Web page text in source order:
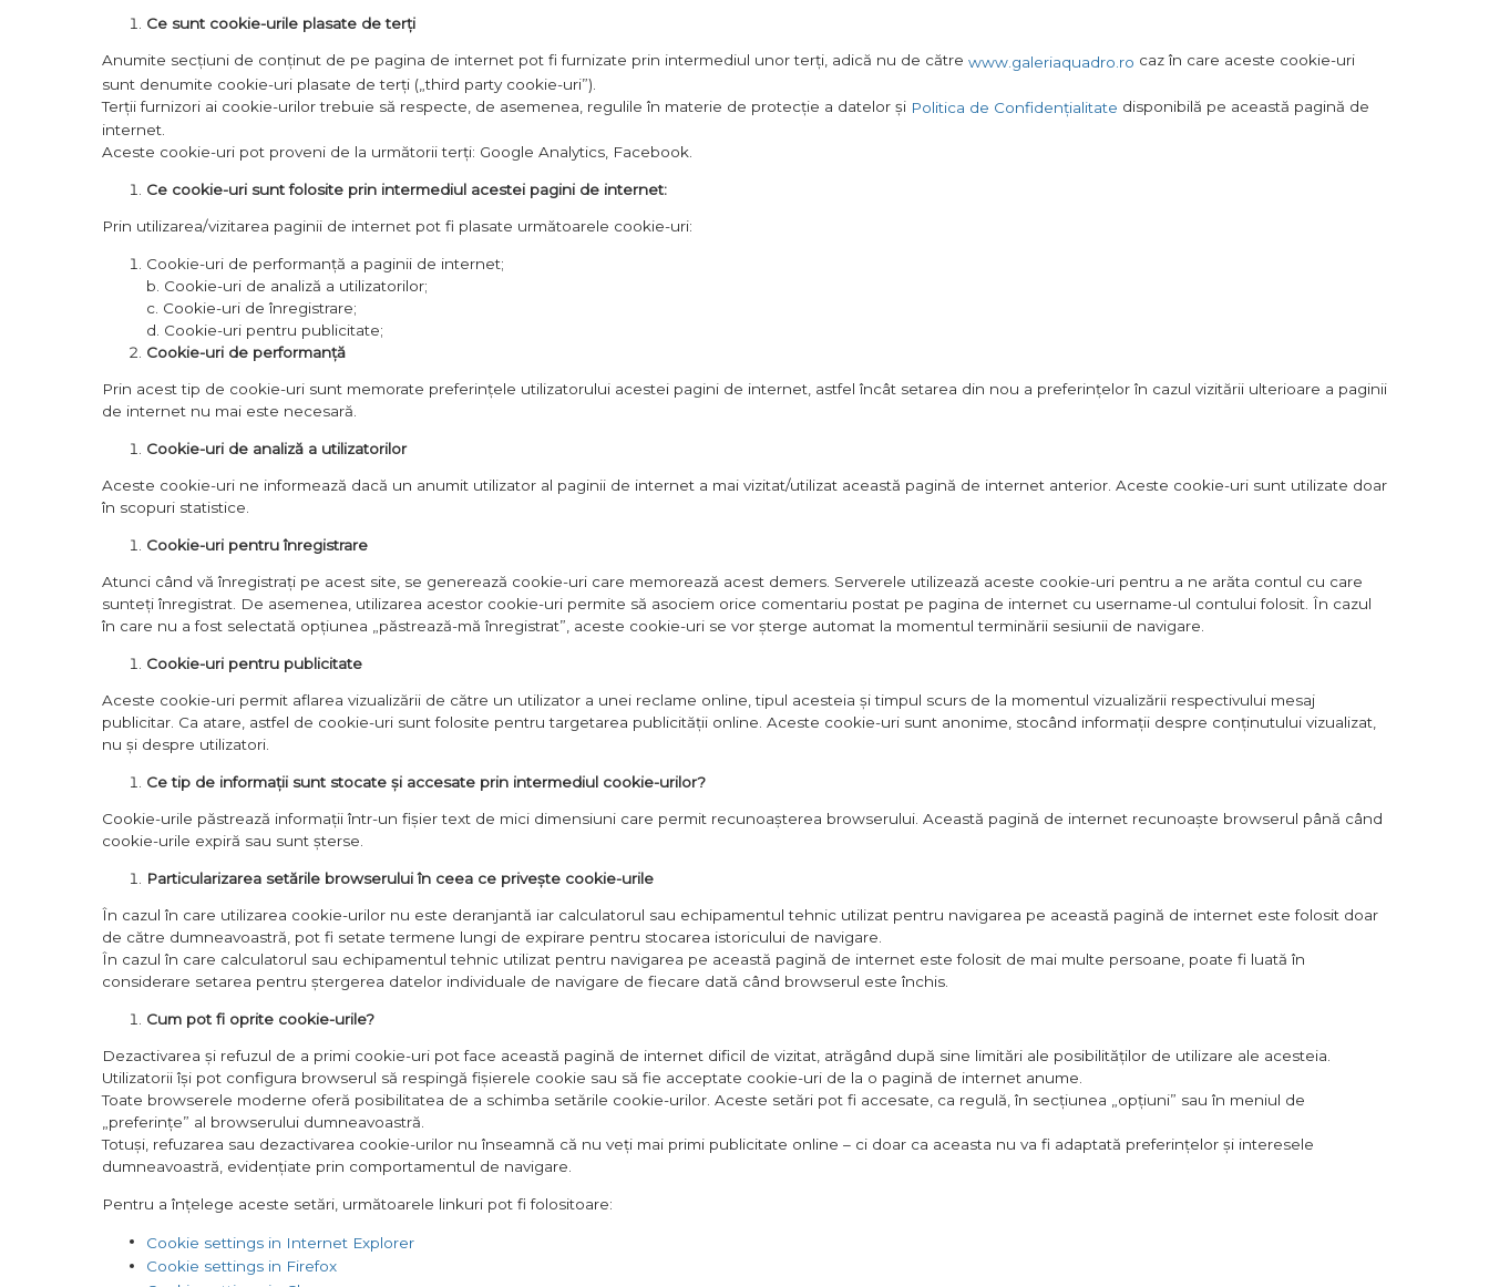
Ce sunt cookie-urile plasate de terți
Anumite secțiuni de conținut de pe pagina de internet pot fi furnizate prin intermediul unor terți, adică nu de către www.galeriaquadro.ro caz în care aceste cookie-uri
sunt denumite cookie-uri plasate de terți („third party cookie-uri”).
Terții furnizori ai cookie-urilor trebuie să respecte, de asemenea, regulile în materie de protecție a datelor și Politica de Confidențialitate disponibilă pe această pagină de
internet.
Aceste cookie-uri pot proveni de la următorii terți: Google Analytics, Facebook.
Ce cookie-uri sunt folosite prin intermediul acestei pagini de internet:
Prin utilizarea/vizitarea paginii de internet pot fi plasate următoarele cookie-uri:
Cookie-uri de performanță a paginii de internet;
b. Cookie-uri de analiză a utilizatorilor;
c. Cookie-uri de înregistrare;
d. Cookie-uri pentru publicitate;
Cookie-uri de performanță
Prin acest tip de cookie-uri sunt memorate preferințele utilizatorului acestei pagini de internet, astfel încât setarea din nou a preferințelor în cazul vizitării ulterioare a paginii
de internet nu mai este necesară.
Cookie-uri de analiză a utilizatorilor
Aceste cookie-uri ne informează dacă un anumit utilizator al paginii de internet a mai vizitat/utilizat această pagină de internet anterior. Aceste cookie-uri sunt utilizate doar
în scopuri statistice.
Cookie-uri pentru înregistrare
Atunci când vă înregistrați pe acest site, se generează cookie-uri care memorează acest demers. Serverele utilizează aceste cookie-uri pentru a ne arăta contul cu care
sunteți înregistrat. De asemenea, utilizarea acestor cookie-uri permite să asociem orice comentariu postat pe pagina de internet cu username-ul contului folosit. În cazul
în care nu a fost selectată opțiunea „păstrează-mă înregistrat”, aceste cookie-uri se vor șterge automat la momentul terminării sesiunii de navigare.
Cookie-uri pentru publicitate
Aceste cookie-uri permit aflarea vizualizării de către un utilizator a unei reclame online, tipul acesteia și timpul scurs de la momentul vizualizării respectivului mesaj
publicitar. Ca atare, astfel de cookie-uri sunt folosite pentru targetarea publicității online. Aceste cookie-uri sunt anonime, stocând informații despre conținutului vizualizat,
nu și despre utilizatori.
Ce tip de informații sunt stocate și accesate prin intermediul cookie-urilor?
Cookie-urile păstrează informații într-un fișier text de mici dimensiuni care permit recunoașterea browserului. Această pagină de internet recunoaște browserul până când
cookie-urile expiră sau sunt șterse.
Particularizarea setările browserului în ceea ce privește cookie-urile
În cazul în care utilizarea cookie-urilor nu este deranjantă iar calculatorul sau echipamentul tehnic utilizat pentru navigarea pe această pagină de internet este folosit doar
de către dumneavoastră, pot fi setate termene lungi de expirare pentru stocarea istoricului de navigare.
În cazul în care calculatorul sau echipamentul tehnic utilizat pentru navigarea pe această pagină de internet este folosit de mai multe persoane, poate fi luată în
considerare setarea pentru ștergerea datelor individuale de navigare de fiecare dată când browserul este închis.
Cum pot fi oprite cookie-urile?
Dezactivarea și refuzul de a primi cookie-uri pot face această pagină de internet dificil de vizitat, atrăgând după sine limitări ale posibilităților de utilizare ale acesteia.
Utilizatorii își pot configura browserul să respingă fișierele cookie sau să fie acceptate cookie-uri de la o pagină de internet anume.
Toate browserele moderne oferă posibilitatea de a schimba setările cookie-urilor. Aceste setări pot fi accesate, ca regulă, în secțiunea „opțiuni” sau în meniul de
„preferințe” al browserului dumneavoastră.
Totuși, refuzarea sau dezactivarea cookie-urilor nu înseamnă că nu veți mai primi publicitate online – ci doar ca aceasta nu va fi adaptată preferințelor și interesele
dumneavoastră, evidențiate prin comportamentul de navigare.
Pentru a înțelege aceste setări, următoarele linkuri pot fi folositoare:
Cookie settings in Internet Explorer
Cookie settings in Firefox